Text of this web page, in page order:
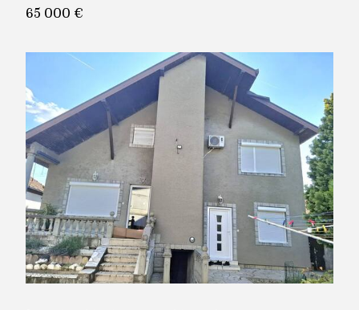
65 000 €